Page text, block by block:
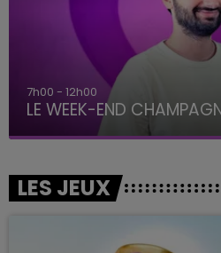
LE WEEK-
LES JEUX